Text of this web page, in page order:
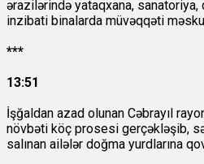
ərazilərində yataqxana, sanatoriya,
inzibati binalarda müvəqqəti
***
13:51
İşğaldan azad olunan Cəbrayıl
növbəti köç prosesi gerçəkləşib,
salınan ailələr doğma yurdlarına